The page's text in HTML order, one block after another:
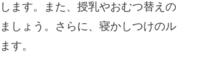
ます。また、授乳やおむつ替えの
しょう。さらに、寝かしつけのル
す。